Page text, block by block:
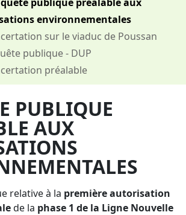
environnementales
sur le viaduc de Poussan
publique - DUP
préalable
PUBLIQUE
AUX
relative à la première autorisation
de la phase 1 de la Ligne Nouvelle